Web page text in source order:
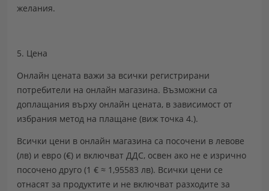
желания.
5. Цена
Онлайн цената важи за всички регистрирани
потребители на онлайн магазина. Възможни са
доплащания върху онлайн цената, в зависимост от
избрания метод на плащане (виж точка 4.).
Всички цени в онлайн магазина са посочени в левове
(лв) и евро (€) и включват ДДС, освен ако не е изрично
посочено друго (1 € ≈ 1,95583 лв). Всички цени се
отнасят за продуктите и не включват разходите за